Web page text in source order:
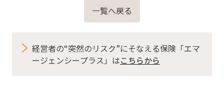
一覧へ戻る
経営者の“突然のリスク”にそなえる保険「エマ
ージェンシープラス」はこちらから